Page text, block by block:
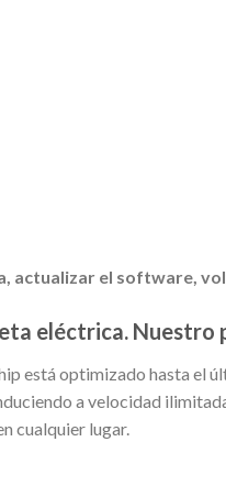
actualizar el software,
eléctrica.
está optimizado hasta el
a velocidad
cualquier lugar.